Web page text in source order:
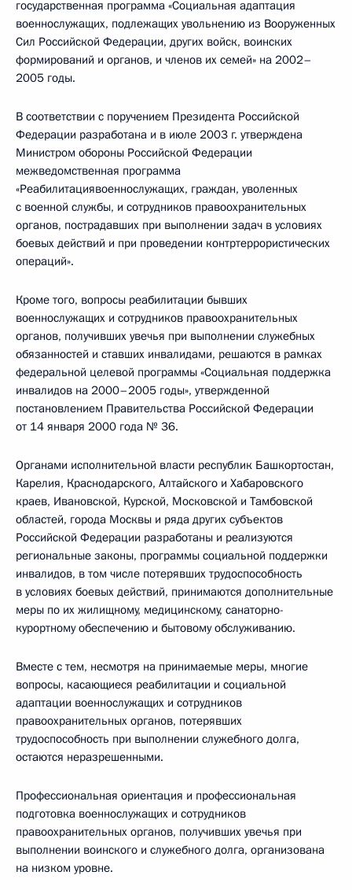
государственная программа «Социальная адаптация
военнослужащих, подлежащих увольнению из Вооруженных
Сил Российской Федерации, других войск, воинских
формирований и органов, и членов их семей» на 2002–
2005 годы.
В соответствии с поручением Президента Российской
Федерации разработана и в июле 2003 г. утверждена
Министром обороны Российской Федерации
межведомственная программа
«Реабилитациявоеннослужащих, граждан, уволенных
с военной службы, и сотрудников правоохранительных
органов, пострадавших при выполнении задач в условиях
боевых действий и при проведении контртеррористических
операций».
Кроме того, вопросы реабилитации бывших
военнослужащих и сотрудников правоохранительных
органов, получивших увечья при выполнении служебных
обязанностей и ставших инвалидами, решаются в рамках
федеральной целевой программы «Социальная поддержка
инвалидов на 2000–2005 годы», утвержденной
постановлением Правительства Российской Федерации
от 14 января 2000 года № 36.
Органами исполнительной власти республик Башкортостан,
Карелия, Краснодарского, Алтайского и Хабаровского
краев, Ивановской, Курской, Московской и Тамбовской
областей, города Москвы и ряда других субъектов
Российской Федерации разработаны и реализуются
региональные законы, программы социальной поддержки
инвалидов, в том числе потерявших трудоспособность
в условиях боевых действий, принимаются дополнительные
меры по их жилищному, медицинскому, санаторно-
курортному обеспечению и бытовому обслуживанию.
Вместе с тем, несмотря на принимаемые меры, многие
вопросы, касающиеся реабилитации и социальной
адаптации военнослужащих и сотрудников
правоохранительных органов, потерявших
трудоспособность при выполнении служебного долга,
остаются неразрешенными.
Профессиональная ориентация и профессиональная
подготовка военнослужащих и сотрудников
правоохранительных органов, получивших увечья при
выполнении воинского и служебного долга, организована
на низком уровне.